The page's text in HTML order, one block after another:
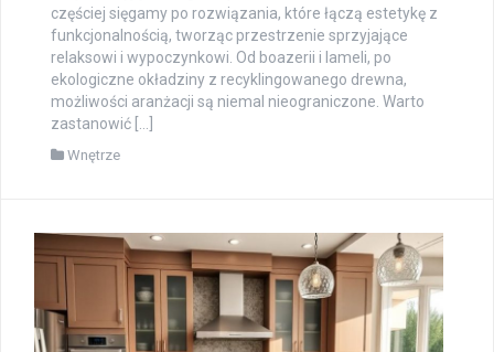
częściej sięgamy po rozwiązania, które łączą estetykę z
funkcjonalnością, tworząc przestrzenie sprzyjające
relaksowi i wypoczynkowi. Od boazerii i lameli, po
ekologiczne okładziny z recyklingowanego drewna,
możliwości aranżacji są niemal nieograniczone. Warto
zastanowić […]
Wnętrze